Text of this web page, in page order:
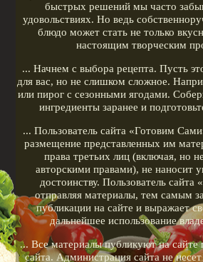
быстрых решений мы часто
удовольствиях. Но ведь
блюдо может стать не только
настоящим творческим
... Начнем с выбора рецепта. Пусть
для вас, но не слишком сложное.
или пирог с сезонными ягодами.
ингредиенты заранее и
... Пользователь сайта «Готовим
размещение представленных им
права третьих лиц (включая, но
авторскими правами), не наносит
достоинству. Пользователь
отправляя материалы, тем самым
публикации на сайте и выражает
дальнейшее использование
... Все материалы публикуют на сайте
сайта. Администрация сайта не несет